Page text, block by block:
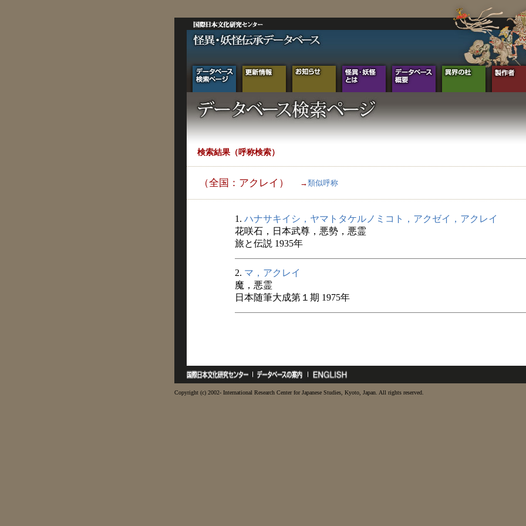
検索結果（呼称検索）
（全国：アクレイ） →類似呼称
1. ハナサキイシ，ヤマトタケルノミコト，アクゼイ，アクレイ
花咲石，日本武尊，悪勢，悪霊
旅と伝説 1935年
2. マ，アクレイ
魔，悪霊
日本随筆大成第１期 1975年
Copyright (c) 2002- International Research Center for Japanese Studies, Kyoto, Japan. All rights reserved.